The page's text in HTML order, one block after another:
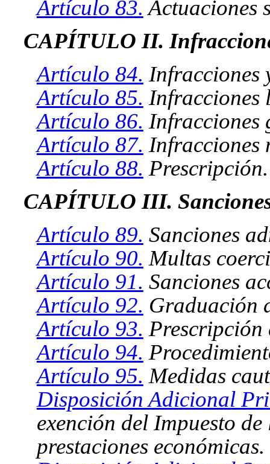
Artículo 83. Actuaciones
CAPÍTULO II.
Artículo 84. Infracciones
Artículo 85. Infracciones
Artículo 86. Infracciones
Artículo 87. Infracciones
Artículo 88. Prescripción.
CAPÍTULO III.
Artículo 89. Sanciones
Artículo 90. Multas
Artículo 91. Sanciones
Artículo 92. Graduación
Artículo 93. Prescripción
Artículo 94.
Artículo 95. Medidas
Disposición Adicional
exención del Impuesto
prestaciones económicas.